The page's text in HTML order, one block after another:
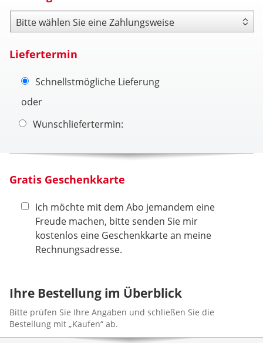
Zahlungsweise
Liefertermin
Schnellstmögliche Lieferung
oder
Wunschliefertermin:
Gratis Geschenkkarte
Ich möchte mit dem Abo jemandem eine
Freude machen, bitte senden Sie mir
kostenlos eine Geschenkkarte an meine
Rechnungsadresse.
Ihre Bestellung im Überblick
Bitte prüfen Sie Ihre Angaben und schließen Sie die
Bestellung mit „Kaufen“ ab.